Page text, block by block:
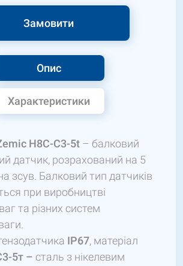
Опис
Характеристики
Замовити
H8C-C3-5t – балковий
датчик, розрахований на 5
зсув. Балковий тип датчиків
при виробництві
та різних систем
IP67, матеріал
5т – сталь з нікелевим